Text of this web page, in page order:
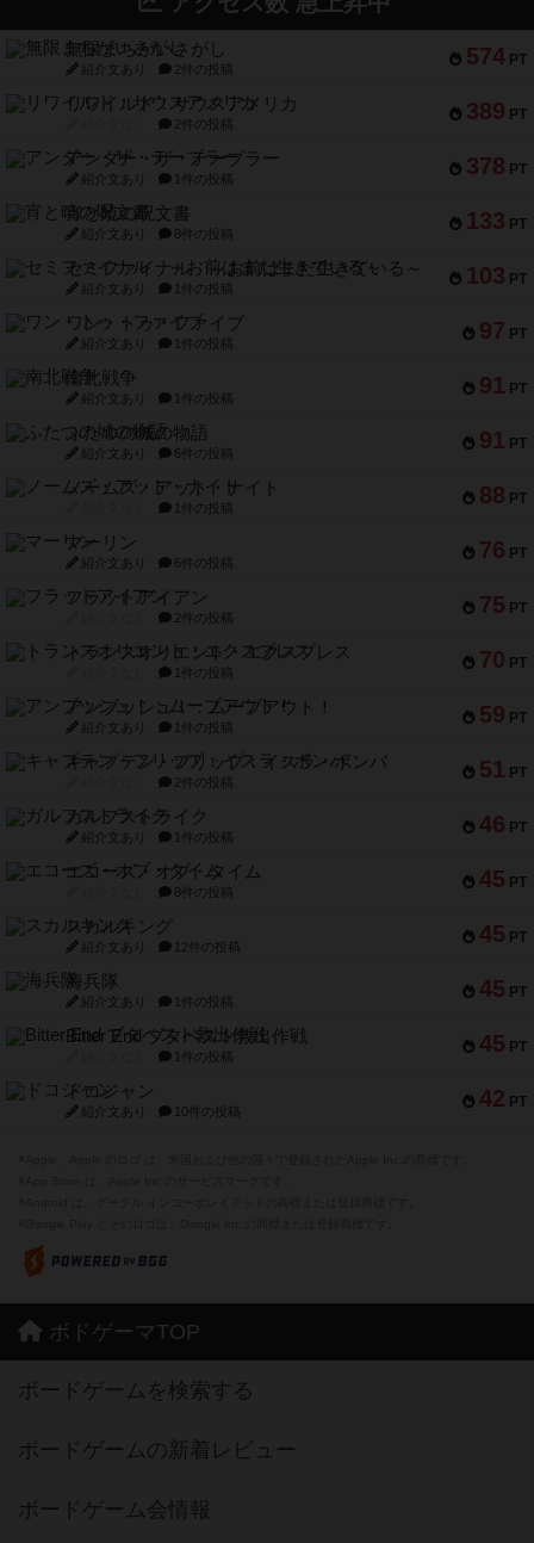
574 PT
無限まちがいさがし
紹介文あり 2件の投稿
389 PT
リワイルド：サウスアメリカ
2件の投稿
378 PT
アンダー・ザ・テーブラー
紹介文あり 1件の投稿
133 PT
宵と暁の呪文書
紹介文あり 8件の投稿
103 PT
セミファイナル ～お前はまだ生きている～
紹介文あり 1件の投稿
97 PT
ワン・トゥ・ファイブ
紹介文あり 1件の投稿
91 PT
南北戦争
紹介文あり 1件の投稿
91 PT
ふたつの城の物語
紹介文あり 6件の投稿
88 PT
ノームズ・アット・ナイト
1件の投稿
76 PT
マーリン
紹介文あり 6件の投稿
75 PT
フラットアイアン
2件の投稿
70 PT
トランスオリエント・エクスプレス
1件の投稿
59 PT
アンブッシュ！：ムーブアウト！
紹介文あり 1件の投稿
51 PT
キャプテン・フリップ：イスラ・ボンバ
2件の投稿
46 PT
ガルフストライク
紹介文あり 1件の投稿
45 PT
エコーズ・オブ・タイム
8件の投稿
45 PT
スカルキング
紹介文あり 12件の投稿
45 PT
海兵隊
紹介文あり 1件の投稿
45 PT
Bitter End ブタペスト救出作戦
1件の投稿
42 PT
ドコジャン
紹介文あり 10件の投稿
ボドゲーマTOP
ボードゲームを検索する
ボードゲームの新着レビュー
ボードゲーム会情報